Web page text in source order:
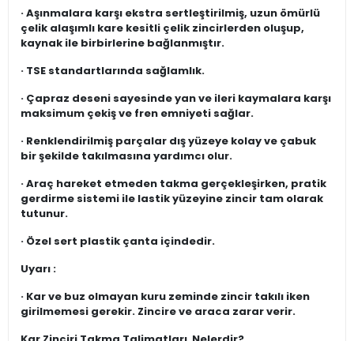
· Aşınmalara karşı ekstra sertleştirilmiş, uzun ömürlü
çelik alaşımlı kare kesitli çelik zincirlerden oluşup,
kaynak ile birbirlerine bağlanmıştır.
· TSE standartlarında sağlamlık.
· Çapraz deseni sayesinde yan ve ileri kaymalara karşı
maksimum çekiş ve fren emniyeti sağlar.
· Renklendirilmiş parçalar dış yüzeye kolay ve çabuk
bir şekilde takılmasına yardımcı olur.
· Araç hareket etmeden takma gerçekleşirken, pratik
gerdirme sistemi ile lastik yüzeyine zincir tam olarak
tutunur.
· Özel sert plastik çanta içindedir.
Uyarı :
· Kar ve buz olmayan kuru zeminde zincir takılı iken
girilmemesi gerekir. Zincire ve araca zarar verir.